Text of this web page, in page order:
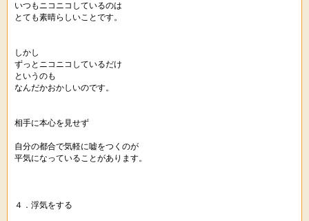
いつもニコニコしているのは
とても素晴らしいことです。
しかし
ずっとニコニコしているだけ
というのも
なんだかおかしいのです。
相手に本心を見せず
自分の都合で気軽に嘘をつくのが
平気になっていることがあります。
４．浮気をする